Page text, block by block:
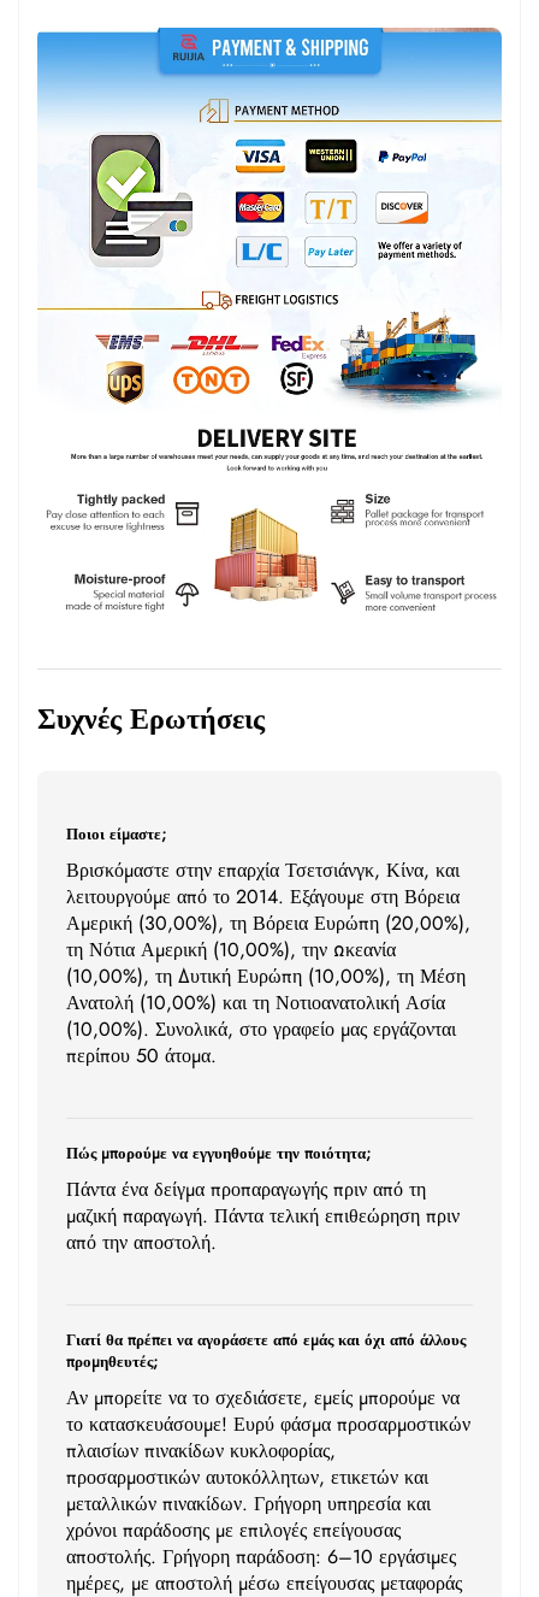
Συχνές Ερωτήσεις
Ποιοι είμαστε;
Βρισκόμαστε στην επαρχία Τσετσιάνγκ, Κίνα, και
λειτουργούμε από το 2014. Εξάγουμε στη Βόρεια
Αμερική (30,00%), τη Βόρεια Ευρώπη (20,00%),
τη Νότια Αμερική (10,00%), την Ωκεανία
(10,00%), τη Δυτική Ευρώπη (10,00%), τη Μέση
Ανατολή (10,00%) και τη Νοτιοανατολική Ασία
(10,00%). Συνολικά, στο γραφείο μας εργάζονται
περίπου 50 άτομα.
Πώς μπορούμε να εγγυηθούμε την ποιότητα;
Πάντα ένα δείγμα προπαραγωγής πριν από τη
μαζική παραγωγή. Πάντα τελική επιθεώρηση πριν
από την αποστολή.
Γιατί θα πρέπει να αγοράσετε από εμάς και όχι από άλλους
προμηθευτές;
Αν μπορείτε να το σχεδιάσετε, εμείς μπορούμε να
το κατασκευάσουμε! Ευρύ φάσμα προσαρμοστικών
πλαισίων πινακίδων κυκλοφορίας,
προσαρμοστικών αυτοκόλλητων, ετικετών και
μεταλλικών πινακίδων. Γρήγορη υπηρεσία και
χρόνοι παράδοσης με επιλογές επείγουσας
αποστολής. Γρήγορη παράδοση: 6–10 εργάσιμες
ημέρες, με αποστολή μέσω επείγουσας μεταφοράς